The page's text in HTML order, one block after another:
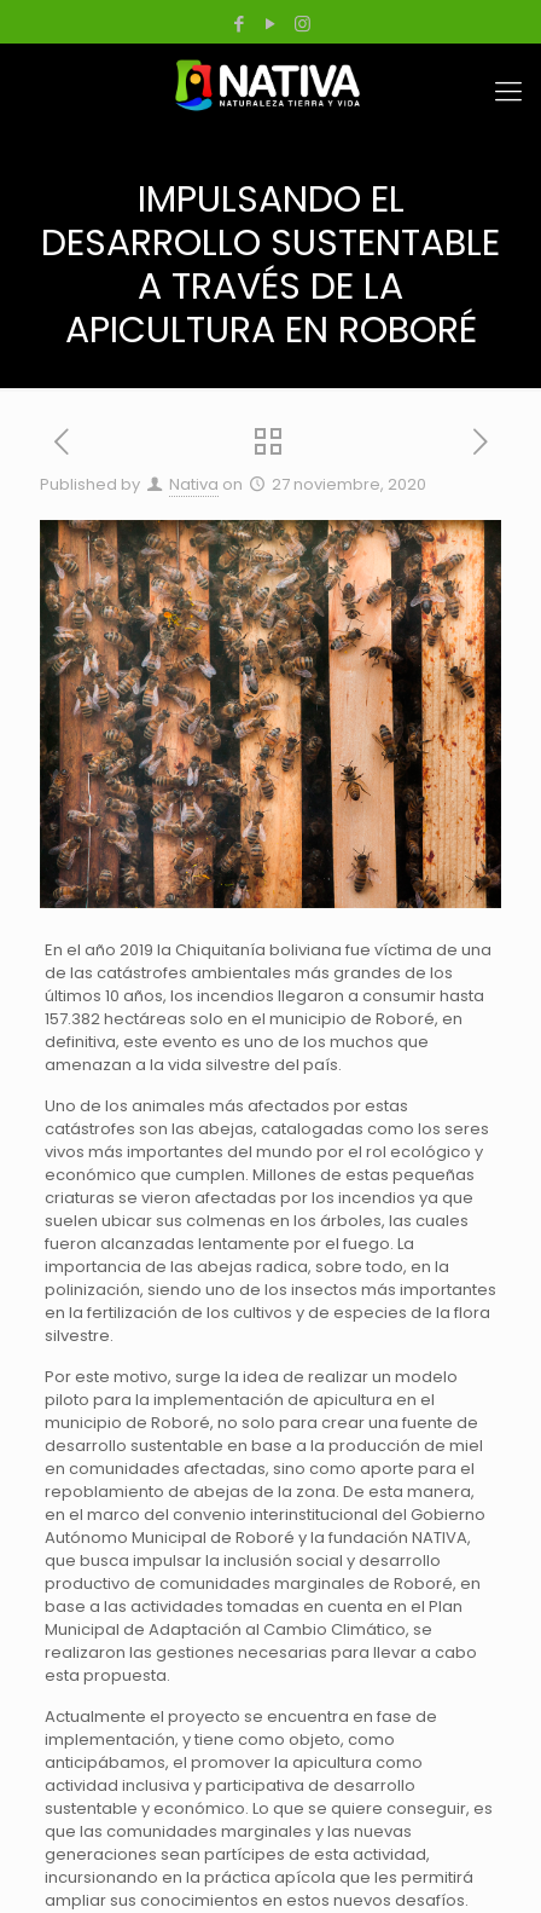
IMPULSANDO EL
DESARROLLO SUSTENTABLE
A TRAVÉS DE LA
APICULTURA EN ROBORÉ
Published by Nativa on 27 noviembre, 2020
En el año 2019 la Chiquitanía boliviana fue víctima de una
de las catástrofes ambientales más grandes de los
últimos 10 años, los incendios llegaron a consumir hasta
157.382 hectáreas solo en el municipio de Roboré, en
definitiva, este evento es uno de los muchos que
amenazan a la vida silvestre del país.
Uno de los animales más afectados por estas
catástrofes son las abejas, catalogadas como los seres
vivos más importantes del mundo por el rol ecológico y
económico que cumplen. Millones de estas pequeñas
criaturas se vieron afectadas por los incendios ya que
suelen ubicar sus colmenas en los árboles, las cuales
fueron alcanzadas lentamente por el fuego. La
importancia de las abejas radica, sobre todo, en la
polinización, siendo uno de los insectos más importantes
en la fertilización de los cultivos y de especies de la flora
silvestre.
Por este motivo, surge la idea de realizar un modelo
piloto para la implementación de apicultura en el
municipio de Roboré, no solo para crear una fuente de
desarrollo sustentable en base a la producción de miel
en comunidades afectadas, sino como aporte para el
repoblamiento de abejas de la zona. De esta manera,
en el marco del convenio interinstitucional del Gobierno
Autónomo Municipal de Roboré y la fundación NATIVA,
que busca impulsar la inclusión social y desarrollo
productivo de comunidades marginales de Roboré, en
base a las actividades tomadas en cuenta en el Plan
Municipal de Adaptación al Cambio Climático, se
realizaron las gestiones necesarias para llevar a cabo
esta propuesta.
Actualmente el proyecto se encuentra en fase de
implementación, y tiene como objeto, como
anticipábamos, el promover la apicultura como
actividad inclusiva y participativa de desarrollo
sustentable y económico. Lo que se quiere conseguir, es
que las comunidades marginales y las nuevas
generaciones sean partícipes de esta actividad,
incursionando en la práctica apícola que les permitirá
ampliar sus conocimientos en estos nuevos desafíos.